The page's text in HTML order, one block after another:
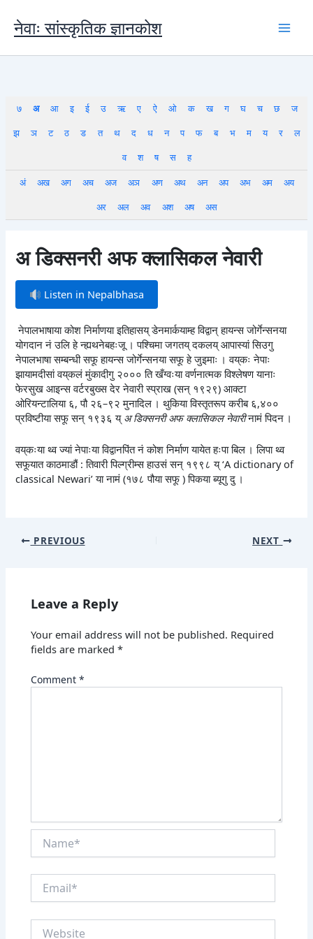
content
नेवाः सांस्कृतिक ज्ञानकोश
७ अ आ इ ई उ ऋ ए ऐ ओ क ख ग घ च छ
ज
झ
ञ ट ठ ड त थ द ध न प फ ब भ म य र
ल
व
श ष स
ह
अं
अख अग अच अज अञ अण अथ अन अप अभ अम
अय
अर
अल अव अश अष अस
अ डिक्सनरी अफ क्लासिकल नेवारी
Listen in Nepalbhasa
नेपालभाषाया कोश निर्माणया इतिहासय् डेनमार्कयाम्ह विद्वान् हायन्स जोर्गेन्सनया
योगदान नं उलि हे न्ह्यथनेबहःजू । पश्चिमा जगतय् दकलय् आपास्यां सिउगु
नेपालभाषा सम्बन्धी सफू हायन्स जोर्गेन्सनया सफू हे जुइमाः । वय्‌कः नेपाः
झायामदीसां वय्‌कलं मुंकादीगु २००० ति खँग्वःया वर्णनात्मक विश्लेषण यानाः
फेरसुख आइन्स वर्टरबुख्स देर नेवारी स्प्राख (सन् १९२९) आक्टा
ओरियन्टालिया ६, पौ २६–९२ मुनादिल । थुकिया विस्तृतरूप करीब ६,४००
प्रविष्टीया सफू सन् १९३६ य् अ डिक्सनरी अफ क्लासिकल नेवारीनामं पिदन ।
वय्‌कःया थ्व ज्यां नेपाःया विद्वानपिंत नं कोश निर्माण यायेत हःपा बिल । लिपा थ्व
सफूयात काठमाडौं : तिवारी पिल्ग्रीम्स हाउसं सन् १९९८ य् ‘A dictionary of
classical Newari’ या नामं (१७८ पौया सफू ) पिकया ब्यूगु दु ।
PREVIOUS NEXT
Leave a Reply
Your email address will not be published. Required
fields are marked*
Comment*